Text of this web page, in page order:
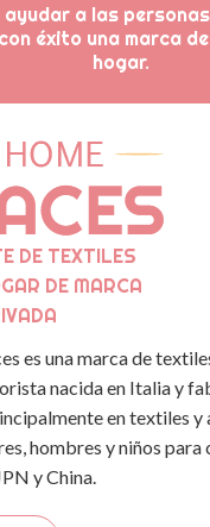
a las
éxito una marca
hogar.
DE TEXTILES
DE MARCA
es una marca de
nacida en Italia y
en textiles y
hombres y niños para
y China.